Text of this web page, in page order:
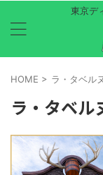
東京デ
HOME > ラ・タベル
ラ・タベル